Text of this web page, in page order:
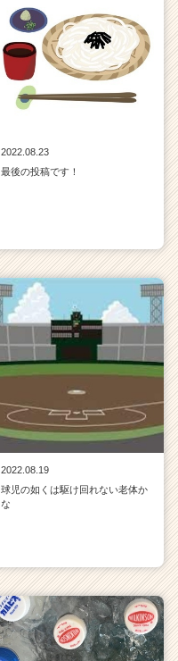
2022.08.23
最後の投稿です！
2022.08.19
球児の如くは駆け回れない老体か
な